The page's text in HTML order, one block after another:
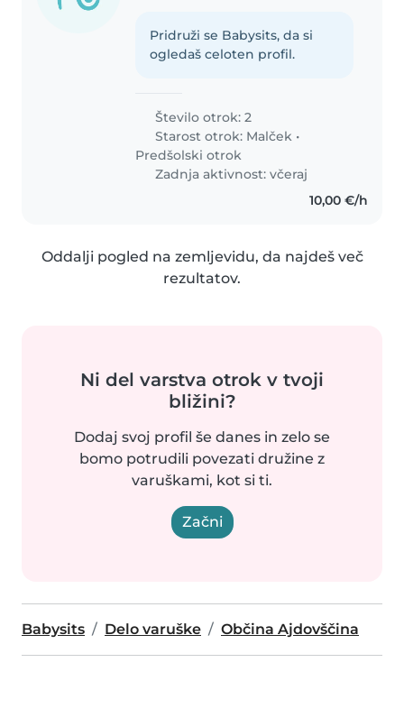
Pridruži se Babysits, da si
ogledaš celoten profil.
Število otrok: 2
Starost otrok: Malček •
Predšolski otrok
Zadnja aktivnost: včeraj
10,00 €/h
Oddalji pogled na zemljevidu, da najdeš več
rezultatov.
Ni del varstva otrok v tvoji
bližini?
Dodaj svoj profil še danes in zelo se
bomo potrudili povezati družine z
varuškami, kot si ti.
Začni
Babysits Delo varuške Občina Ajdovščina